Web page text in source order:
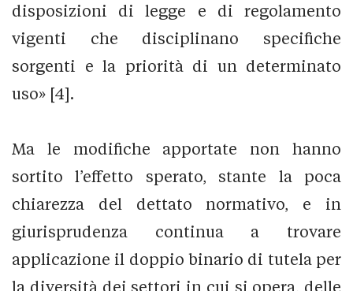
disposizioni di legge e di regolamento
vigenti che disciplinano specifiche
sorgenti e la priorità di un determinato
uso» [4].
Ma le modifiche apportate non hanno
sortito l’effetto sperato, stante la poca
chiarezza del dettato normativo, e in
giurisprudenza continua a trovare
applicazione il doppio binario di tutela per
la diversità dei settori in cui si opera, delle